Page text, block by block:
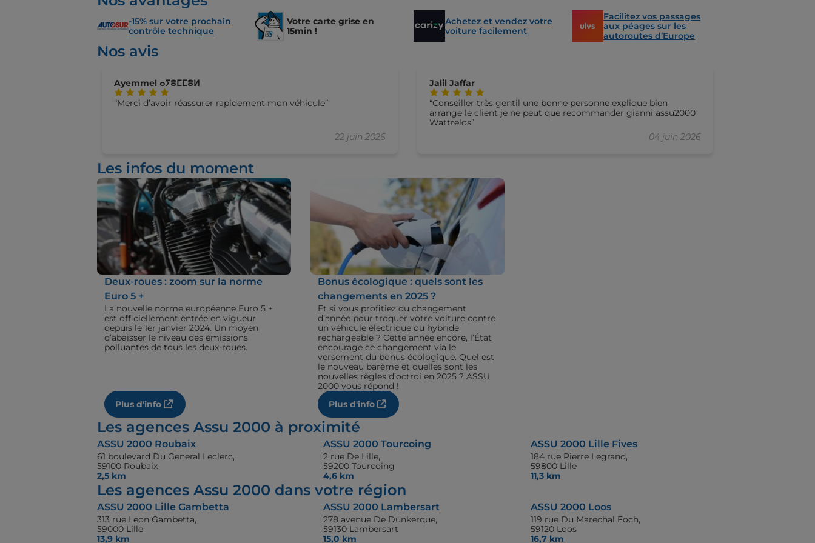
-15% sur votre prochain
contrôle technique
Votre carte grise en
15min !
Achetez et vendez votre
voiture facilement
Facilitez vos passages
aux péages sur les
autoroutes d’Europe
Nos avis
Ayemmel ⴰⵢⴻⵎⵎⴻⵍ
22 juin 2026
Merci d’avoir réassurer rapidement mon véhicule
Jalil Jaffar
04 juin 2026
Conseiller très gentil une bonne personne explique bien
arrange le client je ne peut que recommander gianni assu2000
Wattrelos
Les infos du moment
Deux-roues : zoom sur la norme
Euro 5 +
La nouvelle norme européenne Euro 5 +
est officiellement entrée en vigueur
depuis le 1er janvier 2024. Un moyen
d’abaisser le niveau des émissions
polluantes de tous les deux-roues.
Plus d'info
Bonus écologique : quels sont les
changements en 2025 ?
Et si vous profitiez du changement
d’année pour troquer votre voiture contre
un véhicule électrique ou hybride
rechargeable ? Cette année encore, l’État
encourage ce changement via le
versement du bonus écologique. Quel est
le nouveau barème et quelles sont les
nouvelles règles d’octroi en 2025 ? ASSU
2000 vous répond !
Plus d'info
Les agences Assu 2000 à proximité
ASSU 2000 Roubaix
61 boulevard Du General Leclerc,
59100 Roubaix
2,5 km
ASSU 2000 Tourcoing
2 rue De Lille,
59200 Tourcoing
4,6 km
ASSU 2000 Lille Fives
184 rue Pierre Legrand,
59800 Lille
11,3 km
Les agences Assu 2000 dans votre région
ASSU 2000 Lille Gambetta
313 rue Leon Gambetta,
59000 Lille
13,9 km
ASSU 2000 Lambersart
278 avenue De Dunkerque,
59130 Lambersart
15,0 km
ASSU 2000 Loos
119 rue Du Marechal Foch,
59120 Loos
16,7 km